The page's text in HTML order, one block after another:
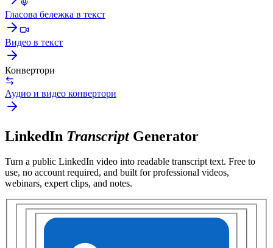
Гласова бележка в текст
Видео в текст
Конвертори
Аудио и видео конвертори
LinkedIn TranscriptGenerator
Turn a public LinkedIn video into readable transcript text. Free to
use, no account required, and built for professional videos,
webinars, expert clips, and notes.